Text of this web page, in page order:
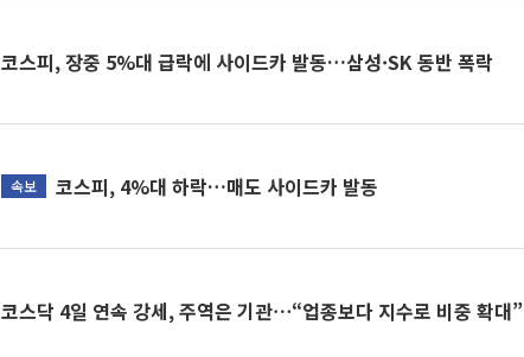
코스피, 장중 5%대 급락에 사이드카 발동…삼성·SK 동반 폭락
속보 코스피, 4%대 하락…매도 사이드카 발동
코스닥 4일 연속 강세, 주역은 기관⋯“업종보다 지수로 비중 확대”